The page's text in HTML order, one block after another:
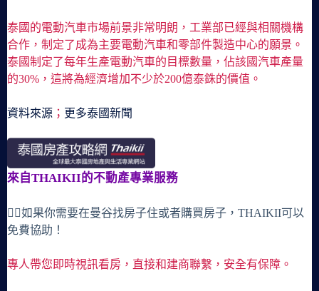
泰國的電動汽車市場前景非常明朗，工業部已經與相關機構
合作，制定了成為主要電動汽車和零部件製造中心的願景。
泰國制定了每年生產電動汽車的目標數量，佔該國汽車產量
的30%，這將為經濟增加不少於200億泰銖的價值。
資料來源 ； 更多泰國新聞
來自THAIKII的不動產專業服務
🙋‍♀️如果你需要在曼谷找房子住或者購買房子，THAIKII可以
免費協助！
專人帶您即時視訊看房，直接和建商聯繫，安全有保障。